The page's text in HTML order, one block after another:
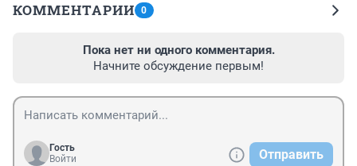
КОММЕНТАРИИ 0
Пока нет ни одного комментария.
Начните обсуждение первым!
Гость
Войти
Отправить